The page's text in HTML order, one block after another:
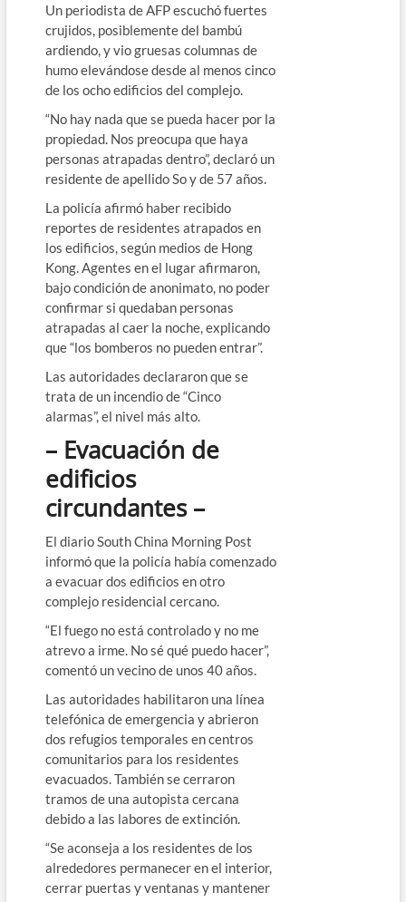
Un periodista de AFP escuchó fuertes
crujidos, posiblemente del bambú
ardiendo, y vio gruesas columnas de
humo elevándose desde al menos cinco
de los ocho edificios del complejo.
“No hay nada que se pueda hacer por la
propiedad. Nos preocupa que haya
personas atrapadas dentro”, declaró un
residente de apellido So y de 57 años.
La policía afirmó haber recibido
reportes de residentes atrapados en
los edificios, según medios de Hong
Kong. Agentes en el lugar afirmaron,
bajo condición de anonimato, no poder
confirmar si quedaban personas
atrapadas al caer la noche, explicando
que “los bomberos no pueden entrar”.
Las autoridades declararon que se
trata de un incendio de “Cinco
alarmas”, el nivel más alto.
– Evacuación de
edificios
circundantes –
El diario South China Morning Post
informó que la policía había comenzado
a evacuar dos edificios en otro
complejo residencial cercano.
“El fuego no está controlado y no me
atrevo a irme. No sé qué puedo hacer”,
comentó un vecino de unos 40 años.
Las autoridades habilitaron una línea
telefónica de emergencia y abrieron
dos refugios temporales en centros
comunitarios para los residentes
evacuados. También se cerraron
tramos de una autopista cercana
debido a las labores de extinción.
“Se aconseja a los residentes de los
alrededores permanecer en el interior,
cerrar puertas y ventanas y mantener